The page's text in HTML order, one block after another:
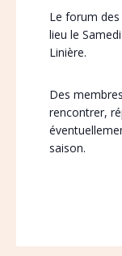
Le forum
lieu le
Linière.
Des
rencontrer,
saison.